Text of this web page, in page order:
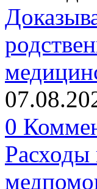
0
Расходы